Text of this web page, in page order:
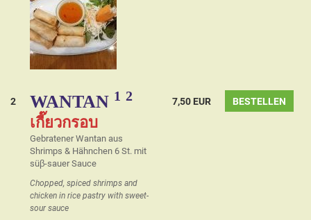
2 WANTAN 1 2
เกี๊ยวกรอบ
Gebratener Wantan aus
Shrimps & Hähnchen 6 St. mit
süβ-sauer Sauce
Chopped, spiced shrimps and
chicken in rice pastry with sweet-
sour sauce
7,50 EUR BESTELLEN